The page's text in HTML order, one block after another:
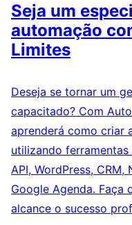
Seja um
automação
Limites
Deseja se tornar um
capacitado? Com
aprenderá como criar
utilizando
API, WordPress,
Google Agenda. Faça
alcance o sucesso